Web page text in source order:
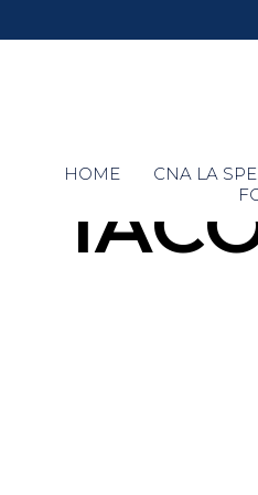
HOME CNA LA